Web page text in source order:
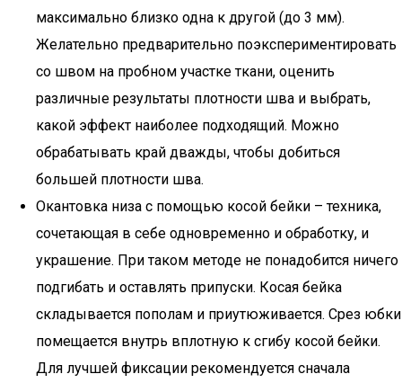
максимально близко одна к другой (до 3 мм).
Желательно предварительно поэкспериментировать
со швом на пробном участке ткани, оценить
различные результаты плотности шва и выбрать,
какой эффект наиболее подходящий. Можно
обрабатывать край дважды, чтобы добиться
большей плотности шва.
Окантовка низа с помощью косой бейки – техника,
сочетающая в себе одновременно и обработку, и
украшение. При таком методе не понадобится ничего
подгибать и оставлять припуски. Косая бейка
складывается пополам и приутюживается. Срез юбки
помещается внутрь вплотную к сгибу косой бейки.
Для лучшей фиксации рекомендуется сначала